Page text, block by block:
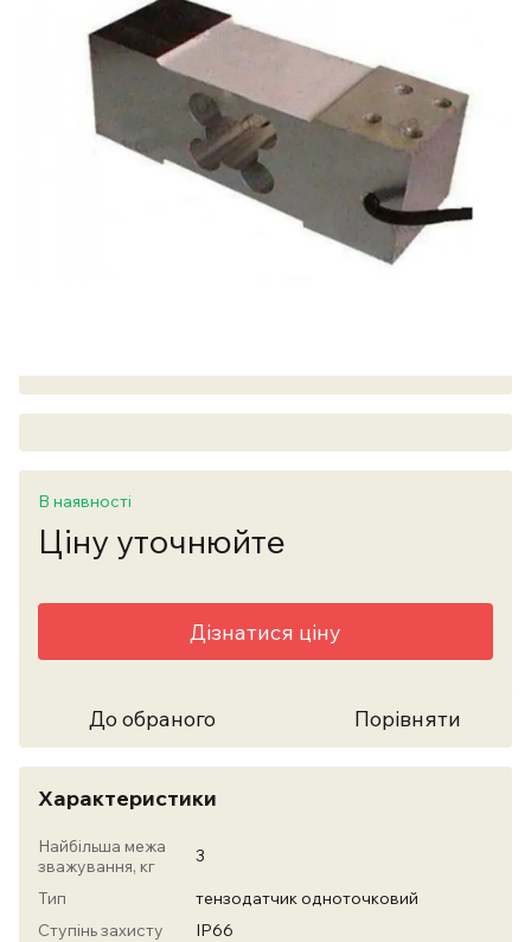
В наявності
Ціну уточнюйте
Дізнатися ціну
До обраного Порівняти
Характеристики
Найбільша межа
зважування, кг
3
Тип
тензодатчик одноточковий
Ступінь захисту
IP66